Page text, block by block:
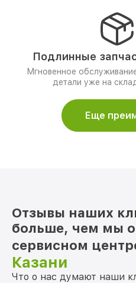
Подлинные
Мгновенное
детали уже на
Еще
Отзывы наших
больше, чем мы
сервисном
Казани
Что о нас думают наши